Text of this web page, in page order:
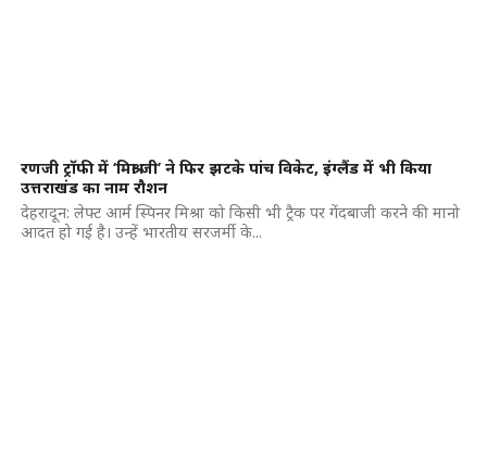
रणजी ट्रॉफी में ‘मिश्रा जी’ ने फिर झटके पांच विकेट, इंग्लैंड में भी किया
उत्तराखंड का नाम रौशन
देहरादून: लेफ्ट आर्म स्पिनर मिश्रा को किसी भी ट्रैक पर गेंदबाजी करने की मानो
आदत हो गई है। उन्हें भारतीय सरजर्मी के...